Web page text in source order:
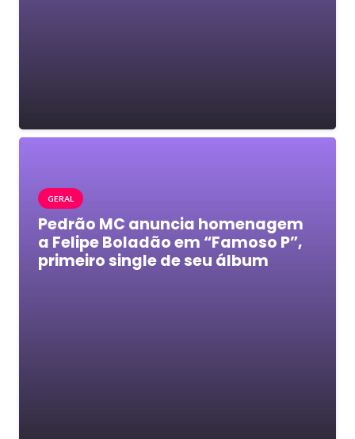
GERAL
Pedrão MC anuncia homenagem
a Felipe Boladão em “Famoso P”,
primeiro single de seu álbum